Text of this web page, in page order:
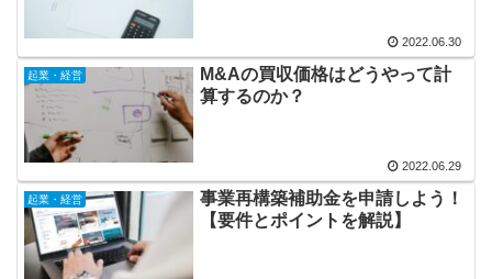
2022.06.30
起業・経営
M&Aの買収価格はどうやって計
算するのか？
2022.06.29
起業・経営
事業再構築補助金を申請しよう！
【要件とポイントを解説】